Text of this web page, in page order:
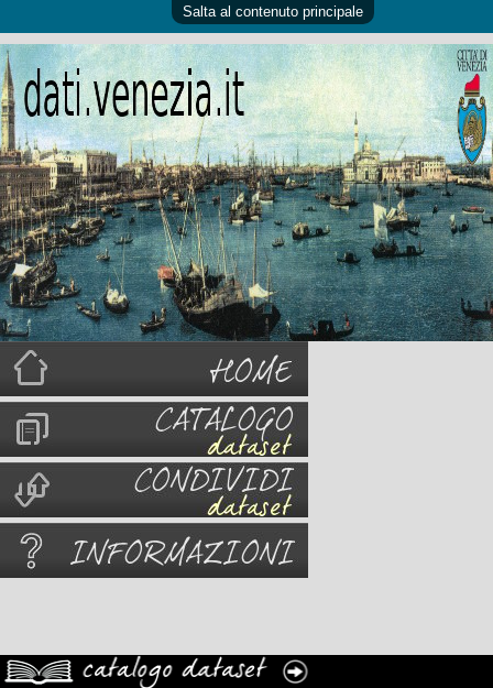
Salta al contenuto principale